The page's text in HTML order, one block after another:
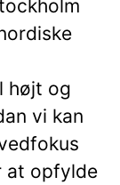
højt og
vi kan
at opfylde